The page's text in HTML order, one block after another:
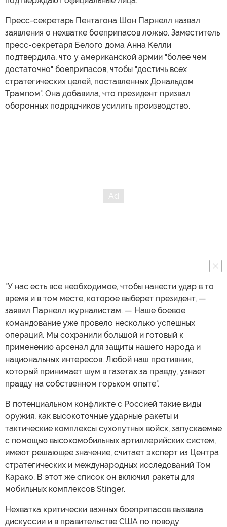
Пресс-секретарь Пентагона Шон Парнелл назвал
заявления о нехватке боеприпасов ложью. Заместитель
пресс-секретаря Белого дома Анна Келли
подтвердила, что у американской армии "более чем
достаточно" боеприпасов, чтобы "достичь всех
стратегических целей, поставленных Дональдом
Трампом". Она добавила, что президент призвал
оборонных подрядчиков усилить производство.
"У нас есть все необходимое, чтобы нанести удар в то
время и в том месте, которое выберет президент, —
заявил Парнелл журналистам. — Наше боевое
командование уже провело несколько успешных
операций. Мы сохранили большой и готовый к
применению арсенал для защиты нашего народа и
национальных интересов. Любой наш противник,
который принимает шум в газетах за правду, узнает
правду на собственном горьком опыте".
В потенциальном конфликте с Россией такие виды
оружия, как высокоточные ударные ракеты и
тактические комплексы сухопутных войск, запускаемые
с помощью высокомобильных артиллерийских систем,
имеют решающее значение, считает эксперт из Центра
стратегических и международных исследований Том
Карако. В этот же список он включил ракеты для
мобильных комплексов Stinger.
Нехватка критически важных боеприпасов вызвала
дискуссии и в правительстве США по поводу